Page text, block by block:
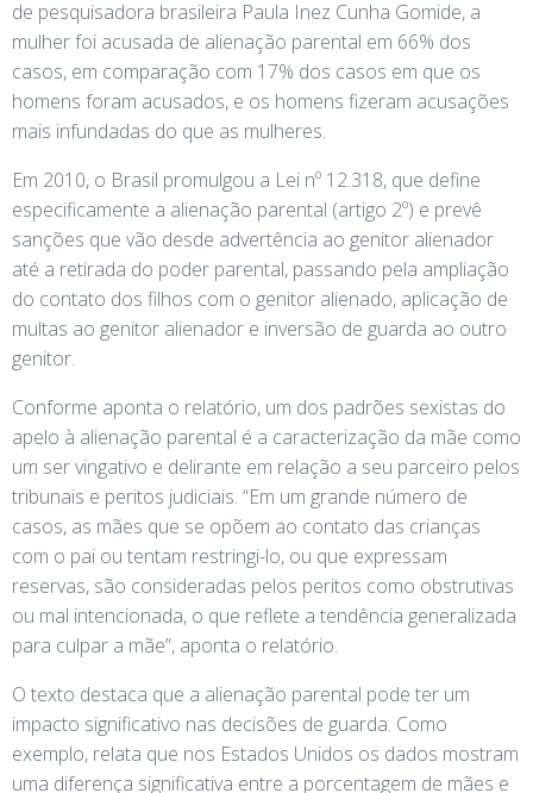
de pesquisadora brasileira Paula Inez Cunha Gomide, a
mulher foi acusada de alienação parental em 66% dos
casos, em comparação com 17% dos casos em que os
homens foram acusados, e os homens fizeram acusações
mais infundadas do que as mulheres.
Em 2010, o Brasil promulgou a Lei nº 12.318, que define
especificamente a alienação parental (artigo 2º) e prevê
sanções que vão desde advertência ao genitor alienador
até a retirada do poder parental, passando pela ampliação
do contato dos filhos com o genitor alienado, aplicação de
multas ao genitor alienador e inversão de guarda ao outro
genitor.
Conforme aponta o relatório, um dos padrões sexistas do
apelo à alienação parental é a caracterização da mãe como
um ser vingativo e delirante em relação a seu parceiro pelos
tribunais e peritos judiciais. “Em um grande número de
casos, as mães que se opõem ao contato das crianças
com o pai ou tentam restringi-lo, ou que expressam
reservas, são consideradas pelos peritos como obstrutivas
ou mal intencionada, o que reflete a tendência generalizada
para culpar a mãe”, aponta o relatório.
O texto destaca que a alienação parental pode ter um
impacto significativo nas decisões de guarda. Como
exemplo, relata que nos Estados Unidos os dados mostram
uma diferença significativa entre a porcentagem de mães e